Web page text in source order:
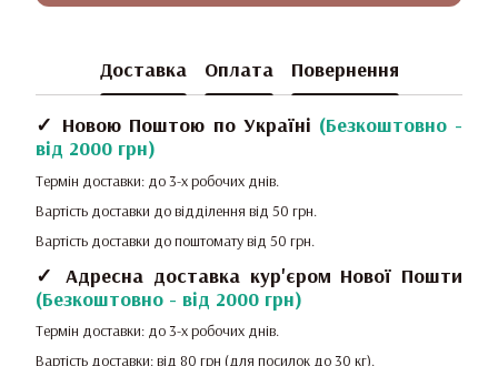
Доставка Оплата Повернення
✓ Новою Поштою по Україні (Безкоштовно -
від 2000 грн)
Термін доставки: до 3-х робочих днів.
Вартість доставки до відділення від 50 грн.
Вартість доставки до поштомату від 50 грн.
✓ Адресна доставка кур'єром Нової Пошти
(Безкоштовно - від 2000 грн)
Термін доставки: до 3-х робочих днів.
Вартість доставки: від 80 грн (для посилок до 30 кг).